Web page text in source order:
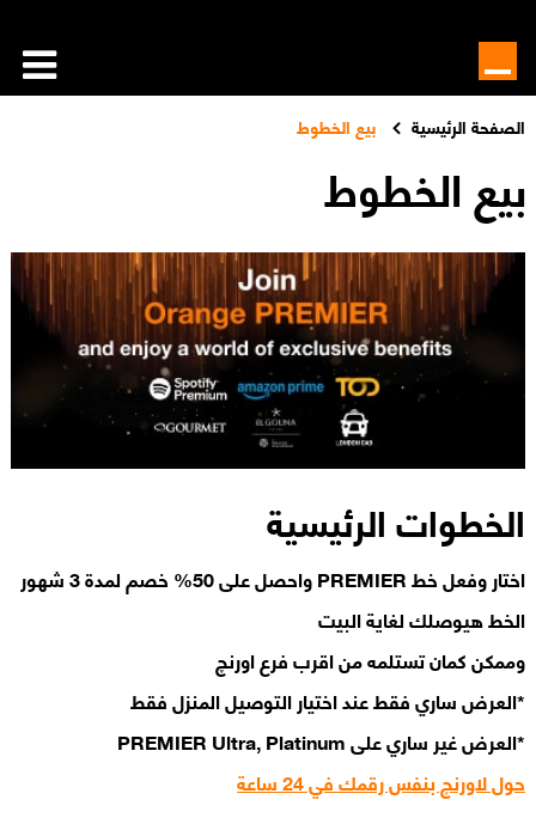
الصفحة الرئيسية بيع الخطوط
بيع الخطوط
الخطوات الرئيسية
اختار وفعل خط PREMIER واحصل على 50% خصم لمدة 3 شهور
الخط هيوصلك لغاية البيت
وممكن كمان تستلمه من اقرب فرع اورنچ
*العرض ساري فقط عند اختيار التوصيل المنزل فقط
*العرض غير ساري على PREMIER Ultra, Platinum
حول لاورنچ بنفس رقمك في 24 ساعة